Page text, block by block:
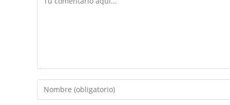
Introduce
tu